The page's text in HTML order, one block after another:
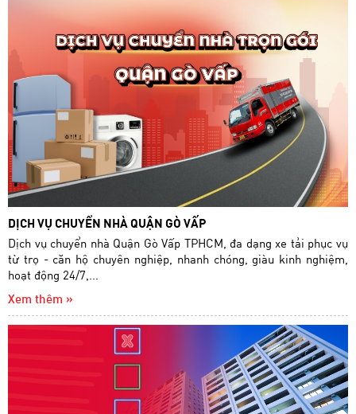
DỊCH VỤ CHUYỂN NHÀ QUẬN GÒ VẤP
Dịch vụ chuyển nhà Quận Gò Vấp TPHCM, đa dạng xe tải phục vụ
từ trọ - căn hộ chuyên nghiệp, nhanh chóng, giàu kinh nghiệm,
hoạt động 24/7,...
Xem thêm »